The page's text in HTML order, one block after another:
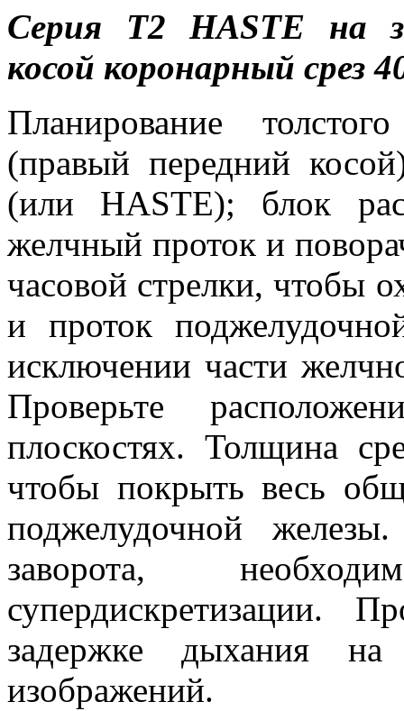
Серия Т2 HASTE
на
косой коронарный срез
Планирование
(правый передний
(или HASTE); блок
желчный проток и
часовой стрелки, чтобы
и проток
исключении части
Проверьте
плоскостях. Толщина
чтобы покрыть весь
поджелудочной
заворота,
супердискретизации.
задержке дыхания на
изображений.